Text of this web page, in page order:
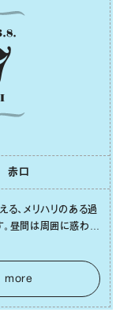
.8.
⾚⼝
る、メリハリのある過
昼間は周囲に惑わさ
疲れや寂しさから⽢
にしっかりブレーキ
り替えが、あなたに
ずです。
more